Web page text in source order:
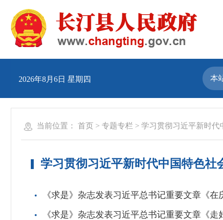
2026年8月6日 星期四
当前位置： 首页 > 专题专栏 > 学习贯彻习近平新时代
学习贯彻习近平新时代中国特色社
《求是》杂志发表习近平总书记重要文章《
《求是》杂志发表习近平总书记重要文章《